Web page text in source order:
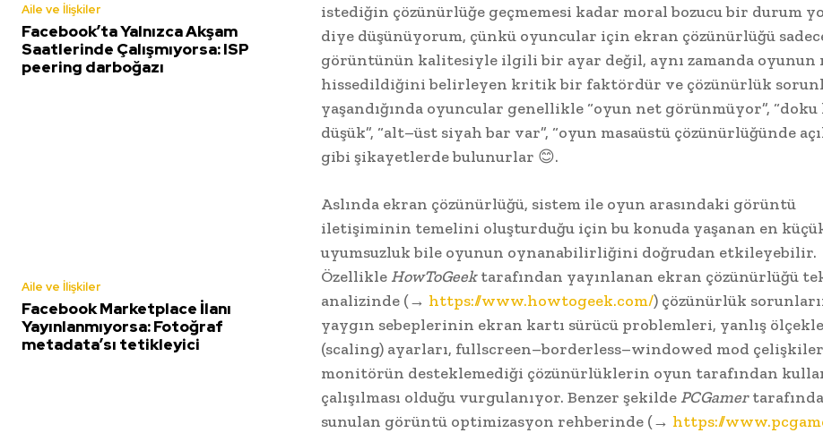
Aile ve İlişkiler
Facebook’ta Yalnızca Akşam
Saatlerinde Çalışmıyorsa: ISP
peering darboğazı
Aile ve İlişkiler
Facebook Marketplace İlanı
Yayınlanmıyorsa: Fotoğraf
metadata’sı tetikleyici
istediğin çözünürlüğe geçmemesi kadar moral bozucu bir durum
diye düşünüyorum, çünkü oyuncular için ekran çözünürlüğü
görüntünün kalitesiyle ilgili bir ayar değil, aynı zamanda oyunun
hissedildiğini belirleyen kritik bir faktördür ve çözünürlük
yaşandığında oyuncular genellikle “oyun net görünmüyor”,
düşük”, “alt–üst siyah bar var”, “oyun masaüstü çözünürlüğünde
gibi şikayetlerde bulunurlar 😊.
Aslında ekran çözünürlüğü, sistem ile oyun arasındaki görüntü
iletişiminin temelini oluşturduğu için bu konuda yaşanan en
uyumsuzluk bile oyunun oynanabilirliğini doğrudan etkileyebilir.
Özellikle HowToGeektarafından yayınlanan ekran çözünürlüğü
analizinde (→ https://www.howtogeek.com/) çözünürlük
yaygın sebeplerinin ekran kartı sürücü problemleri, yanlış
(scaling) ayarları, fullscreen–borderless–windowed mod
monitörün desteklemediği çözünürlüklerin oyun tarafından
çalışılması olduğu vurgulanıyor. Benzer şekilde PCGamer
sunulan görüntü optimizasyon rehberinde (→ https://